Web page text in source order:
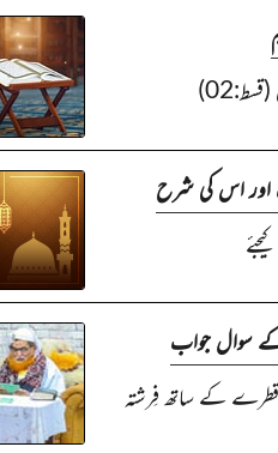
اس کی شرح
سوال جواب
کے ساتھ فِرشتہ